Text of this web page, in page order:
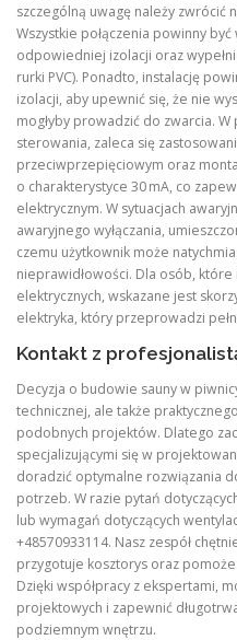
szczególną uwagę należy zwrócić
Wszystkie połączenia powinny
odpowiedniej izolacji oraz
rurki PVC). Ponadto, instalację
izolacji, aby upewnić się, że nie
mogłyby prowadzić do zwarcia.
sterowania, zaleca się
przeciwprzepięciowym oraz
o charakterystyce 30 mA, co
elektrycznym. W sytuacjach
awaryjnego wyłączania,
czemu użytkownik może
nieprawidłowości. Dla osób,
elektrycznych, wskazane jest
elektryka, który przeprowadzi
Kontakt z
Decyzja o budowie sauny w
technicznej, ale także
podobnych projektów. Dlatego
specjalizującymi się w
doradzić optymalne rozwiązania
potrzeb. W razie pytań
lub wymagań dotyczących
+48570933114. Nasz zespół
przygotuje kosztorys oraz
Dzięki współpracy z ekspertami,
projektowych i zapewnić
podziemnym wnętrzu.